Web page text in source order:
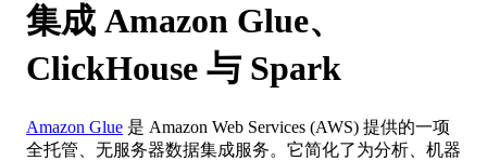
集成 Amazon Glue、
ClickHouse 与 Spark
Amazon Glue 是 Amazon Web Services (AWS) 提供的一项
全托管、无服务器数据集成服务。它简化了为分析、机器